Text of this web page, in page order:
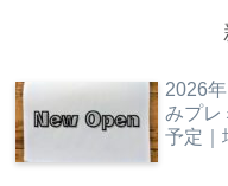
2026
みプレ
予定｜